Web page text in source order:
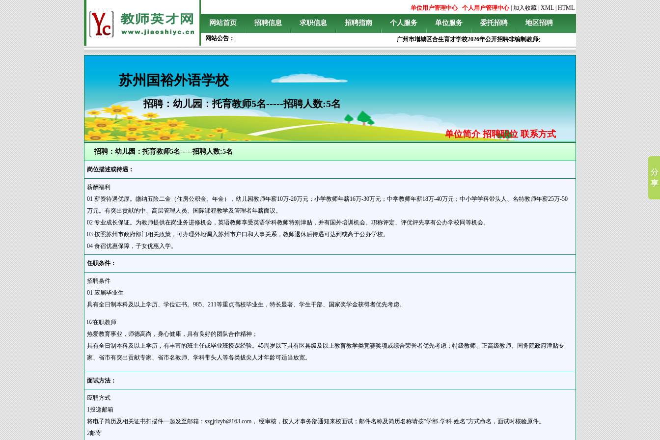
单位用户管理中心 个人用户管理中心| 加入收藏 XML HTML
网站首页 招聘信息 求职信息 招聘指南 个人服务 单位服务 委托招聘 地区招聘
网站公告： 广州市增城区合生育才学校2026年公开招聘非编制教师公告
苏州国裕外语学校
招聘：幼儿园：托育教师5名-----招聘人数:5名
单位简介 招聘职位 联系方式
招聘：幼儿园：托育教师5名-----招聘人数:5名
岗位描述或待遇：
薪酬福利
01 薪资待遇优厚。缴纳五险二金（住房公积金、年金），幼儿园教师年薪10万-20万元；小学教师年薪16万-30万元；中学教师年薪18万-40万元；中小学学科带头人、名特教师年薪25万-50
万元。有突出贡献的中、高层管理人员、国际课程教学及管理者年薪面议。
02 专业成长保证。为教师提供在岗业务进修机会，英语教师享受英语学科教师特别津贴，并有国外培训机会。职称评定、评优评先享有公办学校同等机会。
03 按照苏州市政府部门相关政策，可办理外地调入苏州市户口和人事关系，教师退休后待遇可达到或高于公办学校。
04 食宿优惠保障，子女优惠入学。
任职条件：
招聘条件
01 应届毕业生
具有全日制本科及以上学历、学位证书。985、211等重点高校毕业生，特长显著、学生干部、国家奖学金获得者优先考虑。
02在职教师
热爱教育事业，师德高尚，身心健康，具有良好的团队合作精神；
具有全日制本科及以上学历，有丰富的班主任或毕业班授课经验。45周岁以下具有区县级及以上教育教学类竞赛奖项或综合荣誉者优先考虑；特级教师、正高级教师、国务院政府津贴专
家、省市有突出贡献专家、省市名教师、学科带头人等各类拔尖人才年龄可适当放宽。
面试方法：
应聘方式
1投递邮箱
将电子简历及相关证书扫描件一起发至邮箱：szgjrlzyb@163.com， 经审核，按人才事务部通知来校面试；邮件名称及简历名称请按“学部-学科-姓名”方式命名，面试时核验原件。
2邮寄